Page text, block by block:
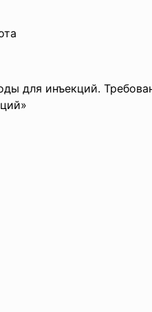
для инъекций.